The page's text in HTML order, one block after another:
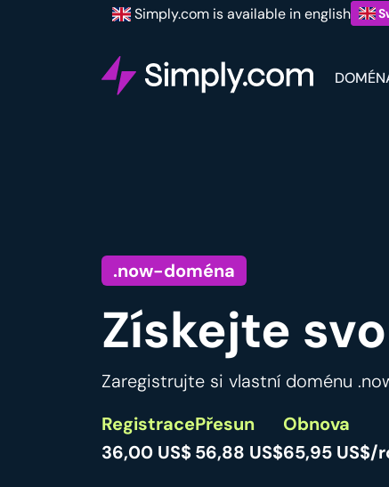
Simply.com is available in english
.now-doména
Získejte
Zaregistrujte si vlastní doménu
Registrace
36,00 US$
Přesun
56,88 US$
Obnova
65,95 US$/